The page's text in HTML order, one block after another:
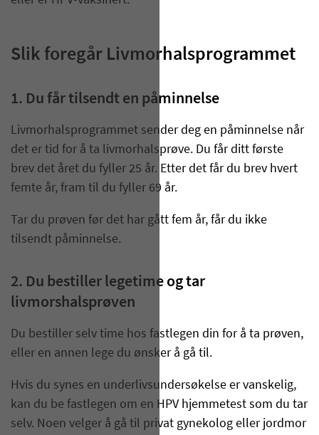
Slik foregår Livmorhalsprogrammet
1. Du får tilsendt en påminnelse
Livmorhalsprogrammet sender deg en påminnelse når
det er tid for å ta livmorhalsprøve. Du får ditt første
brev det året du fyller 25 år. Etter det får du brev hvert
femte år, fram til du fyller 69 år.
Tar du prøven før det har gått fem år, får du ikke
tilsendt påminnelse.
2. Du bestiller legetime og tar
livmorshalsprøven
Du bestiller selv time hos fastlegen din for å ta prøven,
eller en annen lege du ønsker å gå til.
Hvis du synes en underlivsundersøkelse er vanskelig,
kan du be fastlegen om en HPV hjemmetest som du tar
selv. Noen velger å gå til privat gynekolog eller jordmor